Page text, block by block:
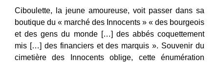
Ciboulette, la jeune amoureuse, voit passer dans sa
boutique du « marché des Innocents » « des bourgeois
et des gens du monde […] des abbés coquettement
mis […] des financiers et des marquis ». Souvenir du
cimetière des Innocents oblige, cette énumération